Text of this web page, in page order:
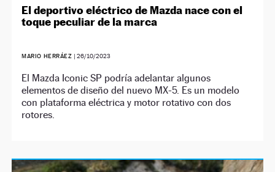
El deportivo eléctrico de Mazda nace con el
toque peculiar de la marca
MARIO HERRÁEZ | 26/10/2023
El Mazda Iconic SP podría adelantar algunos
elementos de diseño del nuevo MX-5. Es un modelo
con plataforma eléctrica y motor rotativo con dos
rotores.